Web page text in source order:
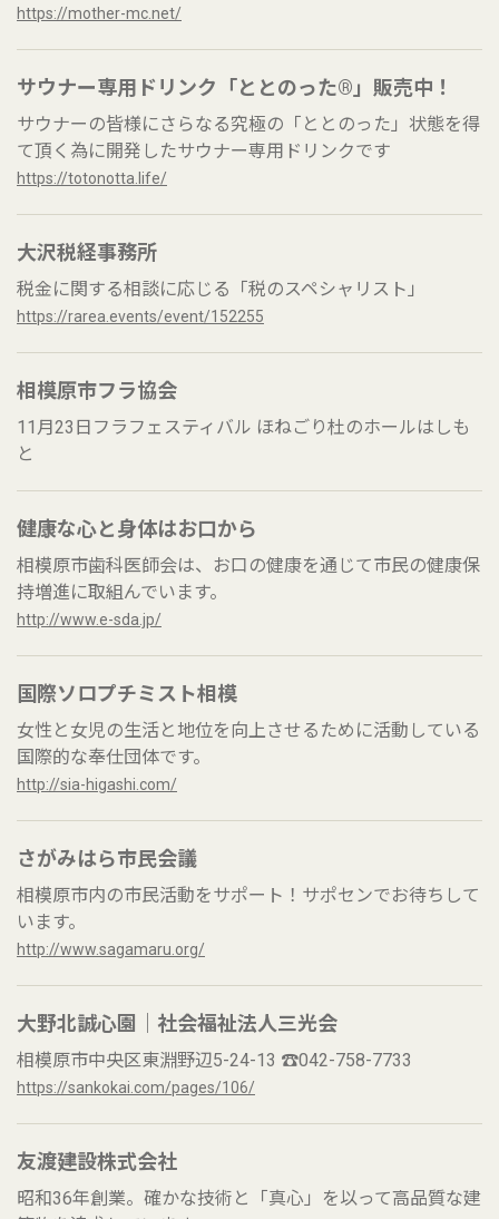
https://mother-mc.net/
サウナー専用ドリンク「ととのった®」販売中！
サウナーの皆様にさらなる究極の「ととのった」状態を得
て頂く為に開発したサウナー専用ドリンクです
https://totonotta.life/
大沢税経事務所
税金に関する相談に応じる「税のスペシャリスト」
https://rarea.events/event/152255
相模原市フラ協会
11月23日フラフェスティバル ほねごり杜のホールはしも
と
健康な心と身体はお口から
相模原市歯科医師会は、お口の健康を通じて市民の健康保
持増進に取組んでいます。
http://www.e-sda.jp/
国際ソロプチミスト相模
女性と女児の生活と地位を向上させるために活動している
国際的な奉仕団体です。
http://sia-higashi.com/
さがみはら市民会議
相模原市内の市民活動をサポート！サポセンでお待ちして
います。
http://www.sagamaru.org/
大野北誠心園｜社会福祉法人三光会
相模原市中央区東淵野辺5-24-13 ☎042-758-7733
https://sankokai.com/pages/106/
友渡建設株式会社
昭和36年創業。確かな技術と「真心」を以って高品質な建